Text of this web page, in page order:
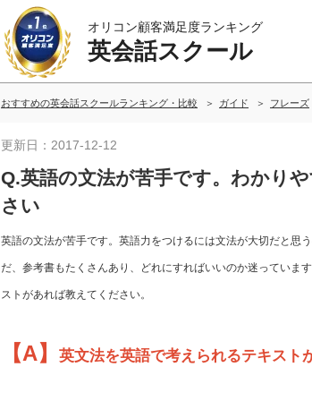
オリコン顧客満足度ランキング
英会話スクール
おすすめの英会話スクールランキング・比較 ガイド フレーズ
更新日：2017-12-12
Q.英語の文法が苦手です。わかり
さい
英語の文法が苦手です。英語力をつけるには文法が大切だと思
だ、参考書もたくさんあり、どれにすればいいのか迷っていま
ストがあれば教えてください。
【A】 英文法を英語で考えられるテキスト